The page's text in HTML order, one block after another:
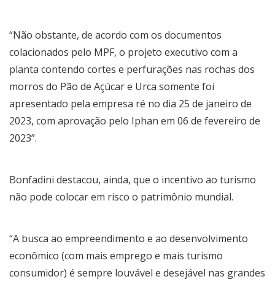
“Não obstante, de acordo com os documentos
colacionados pelo MPF, o projeto executivo com a
planta contendo cortes e perfurações nas rochas dos
morros do Pão de Açúcar e Urca somente foi
apresentado pela empresa ré no dia 25 de janeiro de
2023, com aprovação pelo Iphan em 06 de fevereiro de
2023”.
Bonfadini destacou, ainda, que o incentivo ao turismo
não pode colocar em risco o patrimônio mundial.
“A busca ao empreendimento e ao desenvolvimento
econômico (com mais emprego e mais turismo
consumidor) é sempre louvável e desejável nas grandes